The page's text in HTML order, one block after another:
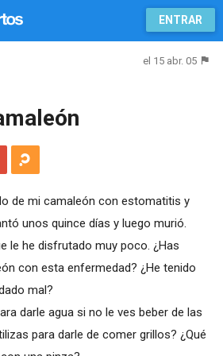
ENTRAR
el 15 abr. 05
de mi camaleón con estomatitis y
unos quince días y luego murió.
le he disfrutado muy poco. ¿Has
con esta enfermedad? ¿He tenido
mal?
darle agua si no le ves beber de las
para darle de comer grillos? ¿Qué